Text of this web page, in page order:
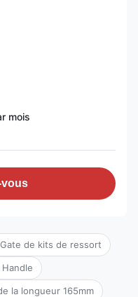
mois
vous
de kits de ressort
la longueur 165mm